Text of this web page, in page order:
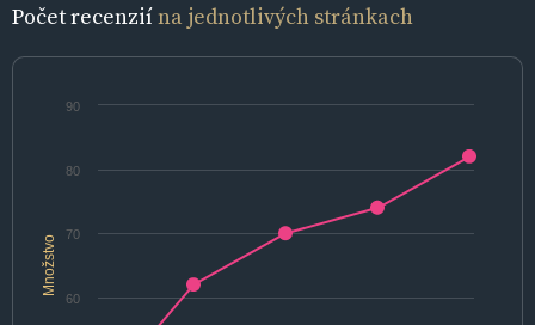
Počet recenziína jednotlivých stránkach
Množstvo
60
70
80
90